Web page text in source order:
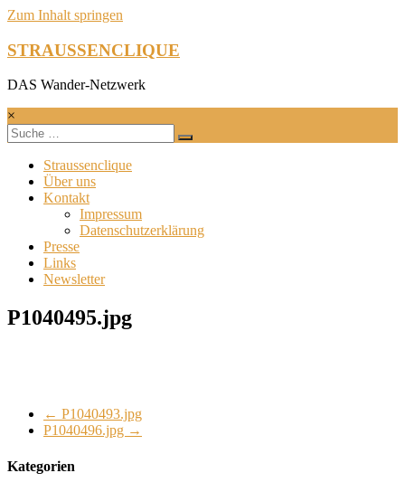
Zum Inhalt springen
STRAUSSENCLIQUE
DAS Wander-Netzwerk
×
Straussenclique
Über uns
Kontakt
Impressum
Datenschutzerklärung
Presse
Links
Newsletter
P1040495.jpg
← P1040493.jpg
P1040496.jpg →
Kategorien